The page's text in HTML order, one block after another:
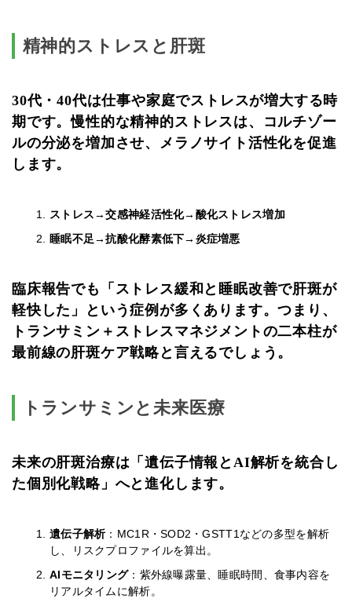
精神的ストレスと肝斑
30代・40代は仕事や家庭でストレスが増大する時
期です。慢性的な精神的ストレスは、コルチゾー
ルの分泌を増加させ、メラノサイト活性化を促進
します。
ストレス→交感神経活性化→酸化ストレス増加
睡眠不足→抗酸化酵素低下→炎症増悪
臨床報告でも「ストレス緩和と睡眠改善で肝斑が
軽快した」という症例が多くあります。つまり、
トランサミン＋ストレスマネジメントの二本柱が
最前線の肝斑ケア戦略と言えるでしょう。
トランサミンと未来医療
未来の肝斑治療は「遺伝子情報とAI解析を統合し
た個別化戦略」へと進化します。
遺伝子解析：MC1R・SOD2・GSTT1などの多型を解析
し、リスクプロファイルを算出。
AIモニタリング：紫外線曝露量、睡眠時間、食事内容を
リアルタイムに解析。